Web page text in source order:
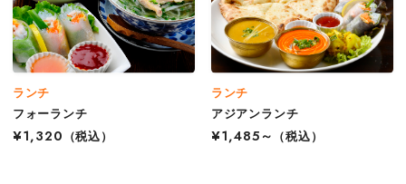
ランチ
フォーランチ
¥1,320
（税込）
ランチ
アジアンランチ
¥1,485～
（税込）